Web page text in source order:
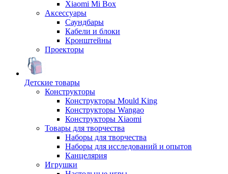
Xiaomi Mi Box
Аксессуары
Саундбары
Кабели и блоки
Кронштейны
Проекторы
Детские товары
Конструкторы
Конструкторы Mould King
Конструкторы Wangao
Конструкторы Xiaomi
Товары для творчества
Наборы для творчества
Наборы для исследований и опытов
Канцелярия
Игрушки